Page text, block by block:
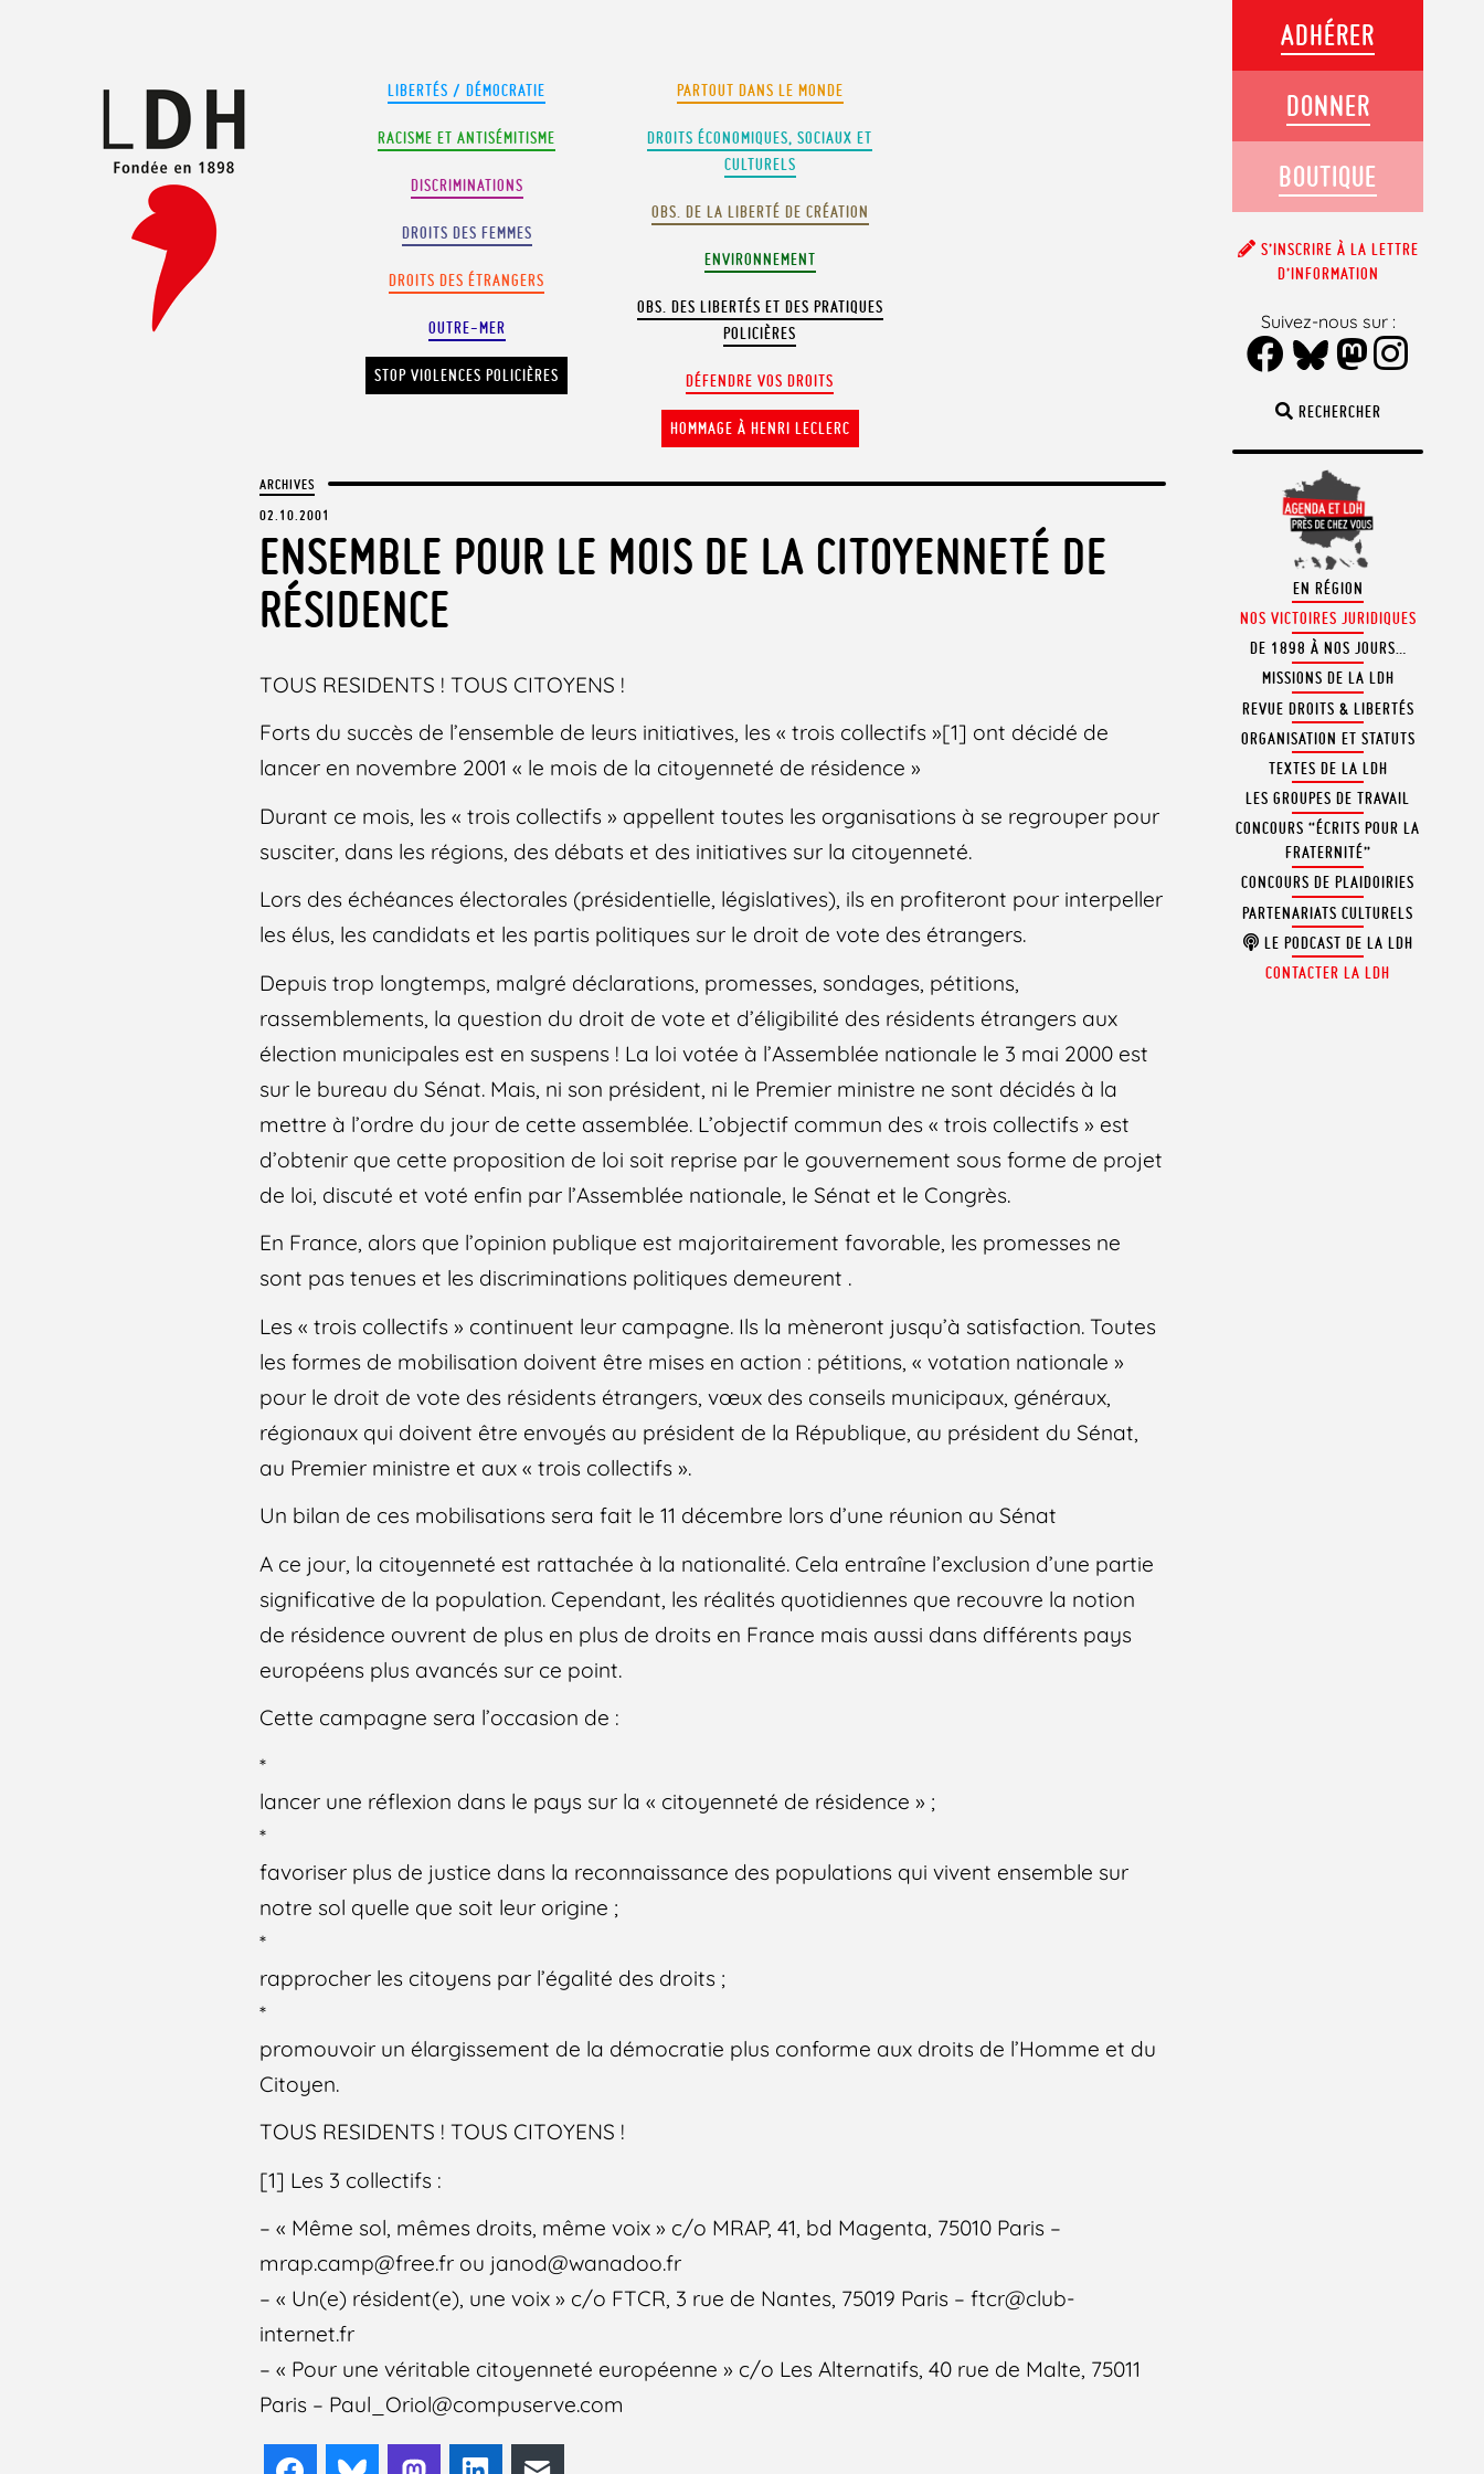
LIBERTÉS / DÉMOCRATIE
RACISME ET ANTISÉMITISME
DISCRIMINATIONS
DROITS DES FEMMES
DROITS DES ÉTRANGERS
OUTRE-MER
STOP VIOLENCES POLICIÈRES
PARTOUT DANS LE MONDE
DROITS ÉCONOMIQUES, SOCIAUX ET
CULTURELS
OBS. DE LA LIBERTÉ DE CRÉATION
ENVIRONNEMENT
OBS. DES LIBERTÉS ET DES PRATIQUES
POLICIÈRES
DÉFENDRE VOS DROITS
HOMMAGE À HENRI LECLERC
ARCHIVES
02.10.2001
ENSEMBLE POUR LE MOIS DE LA CITOYENNETÉ DE
RÉSIDENCE
TOUS RESIDENTS ! TOUS CITOYENS !
Forts du succès de l’ensemble de leurs initiatives, les « trois collectifs »[1] ont décidé de
lancer en novembre 2001 « le mois de la citoyenneté de résidence »
Durant ce mois, les « trois collectifs » appellent toutes les organisations à se regrouper pour
susciter, dans les régions, des débats et des initiatives sur la citoyenneté.
Lors des échéances électorales (présidentielle, législatives), ils en profiteront pour interpeller
les élus, les candidats et les partis politiques sur le droit de vote des étrangers.
Depuis trop longtemps, malgré déclarations, promesses, sondages, pétitions,
rassemblements, la question du droit de vote et d’éligibilité des résidents étrangers aux
élection municipales est en suspens ! La loi votée à l’Assemblée nationale le 3 mai 2000 est
sur le bureau du Sénat. Mais, ni son président, ni le Premier ministre ne sont décidés à la
mettre à l’ordre du jour de cette assemblée. L’objectif commun des « trois collectifs » est
d’obtenir que cette proposition de loi soit reprise par le gouvernement sous forme de projet
de loi, discuté et voté enfin par l’Assemblée nationale, le Sénat et le Congrès.
En France, alors que l’opinion publique est majoritairement favorable, les promesses ne
sont pas tenues et les discriminations politiques demeurent .
Les « trois collectifs » continuent leur campagne. Ils la mèneront jusqu’à satisfaction. Toutes
les formes de mobilisation doivent être mises en action : pétitions, « votation nationale »
pour le droit de vote des résidents étrangers, vœux des conseils municipaux, généraux,
régionaux qui doivent être envoyés au président de la République, au président du Sénat,
au Premier ministre et aux « trois collectifs ».
Un bilan de ces mobilisations sera fait le 11 décembre lors d’une réunion au Sénat
A ce jour, la citoyenneté est rattachée à la nationalité. Cela entraîne l’exclusion d’une partie
significative de la population. Cependant, les réalités quotidiennes que recouvre la notion
de résidence ouvrent de plus en plus de droits en France mais aussi dans différents pays
européens plus avancés sur ce point.
Cette campagne sera l’occasion de :
*
lancer une réflexion dans le pays sur la « citoyenneté de résidence » ;
*
favoriser plus de justice dans la reconnaissance des populations qui vivent ensemble sur
notre sol quelle que soit leur origine ;
*
rapprocher les citoyens par l’égalité des droits ;
*
promouvoir un élargissement de la démocratie plus conforme aux droits de l’Homme et du
Citoyen.
TOUS RESIDENTS ! TOUS CITOYENS !
[1] Les 3 collectifs :
– « Même sol, mêmes droits, même voix » c/o MRAP, 41, bd Magenta, 75010 Paris –
mrap.camp@free.fr ou janod@wanadoo.fr
– « Un(e) résident(e), une voix » c/o FTCR, 3 rue de Nantes, 75019 Paris – ftcr@club-
internet.fr
– « Pour une véritable citoyenneté européenne » c/o Les Alternatifs, 40 rue de Malte, 75011
Paris – Paul_Oriol@compuserve.com
RECHERCHER
EN RÉGION
NOS VICTOIRES JURIDIQUES
DE 1898 À NOS JOURS…
MISSIONS DE LA LDH
REVUE DROITS & LIBERTÉS
ORGANISATION ET STATUTS
TEXTES DE LA LDH
LES GROUPES DE TRAVAIL
CONCOURS “ÉCRITS POUR LA
FRATERNITÉ”
CONCOURS DE PLAIDOIRIES
PARTENARIATS CULTURELS
LE PODCAST DE LA LDH
CONTACTER LA LDH
ADHÉRER
DONNER
BOUTIQUE
S’INSCRIRE À LA LETTRE
D’INFORMATION
Suivez-nous sur :